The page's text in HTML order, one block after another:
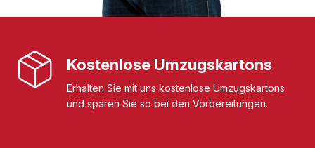
Kostenlose Umzugskartons
Erhalten Sie mit uns kostenlose Umzugskartons
und sparen Sie so bei den Vorbereitungen.